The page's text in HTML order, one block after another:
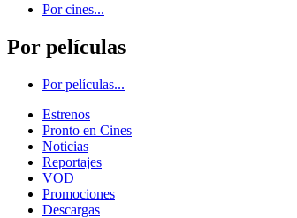
Por cines...
Por películas
Por películas...
Estrenos
Pronto en Cines
Noticias
Reportajes
VOD
Promociones
Descargas